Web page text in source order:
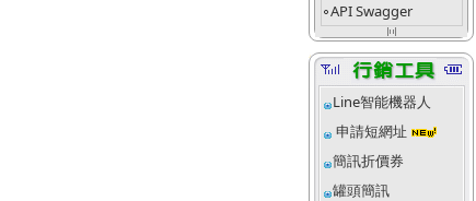
fiber_manual_record API Swagger
align_justify_space_even
Line智能機器人
申請短網址
簡訊折價券
罐頭簡訊